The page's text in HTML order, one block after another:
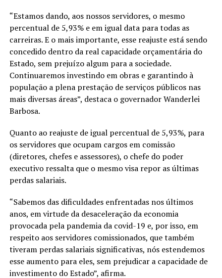
“Estamos dando, aos nossos servidores, o mesmo
percentual de 5,93% e em igual data para todas as
carreiras. E o mais importante, esse reajuste está sendo
concedido dentro da real capacidade orçamentária do
Estado, sem prejuízo algum para a sociedade.
Continuaremos investindo em obras e garantindo à
população a plena prestação de serviços públicos nas
mais diversas áreas”, destaca o governador Wanderlei
Barbosa.
Quanto ao reajuste de igual percentual de 5,93%, para
os servidores que ocupam cargos em comissão
(diretores, chefes e assessores), o chefe do poder
executivo ressalta que o mesmo visa repor as últimas
perdas salariais.
“Sabemos das dificuldades enfrentadas nos últimos
anos, em virtude da desaceleração da economia
provocada pela pandemia da covid-19 e, por isso, em
respeito aos servidores comissionados, que também
tiveram perdas salariais significativas, nós estendemos
esse aumento para eles, sem prejudicar a capacidade de
investimento do Estado”, afirma.